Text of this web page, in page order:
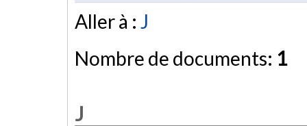
Aller à : J
Nombre de documents: 1
J